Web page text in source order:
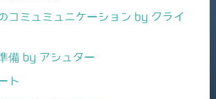
コミュミュニケーション by クライ
備 by アシュター
ト